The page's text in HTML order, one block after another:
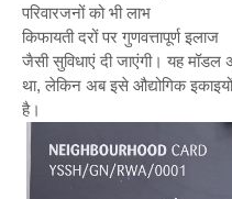
परिवारजनों को भी लाभ
किफायती दरों पर गुणवत्तापूर्ण इलाज
जैसी सुविधाएं दी जाएंगी। यह
था, लेकिन अब इसे औद्योगिक
है।